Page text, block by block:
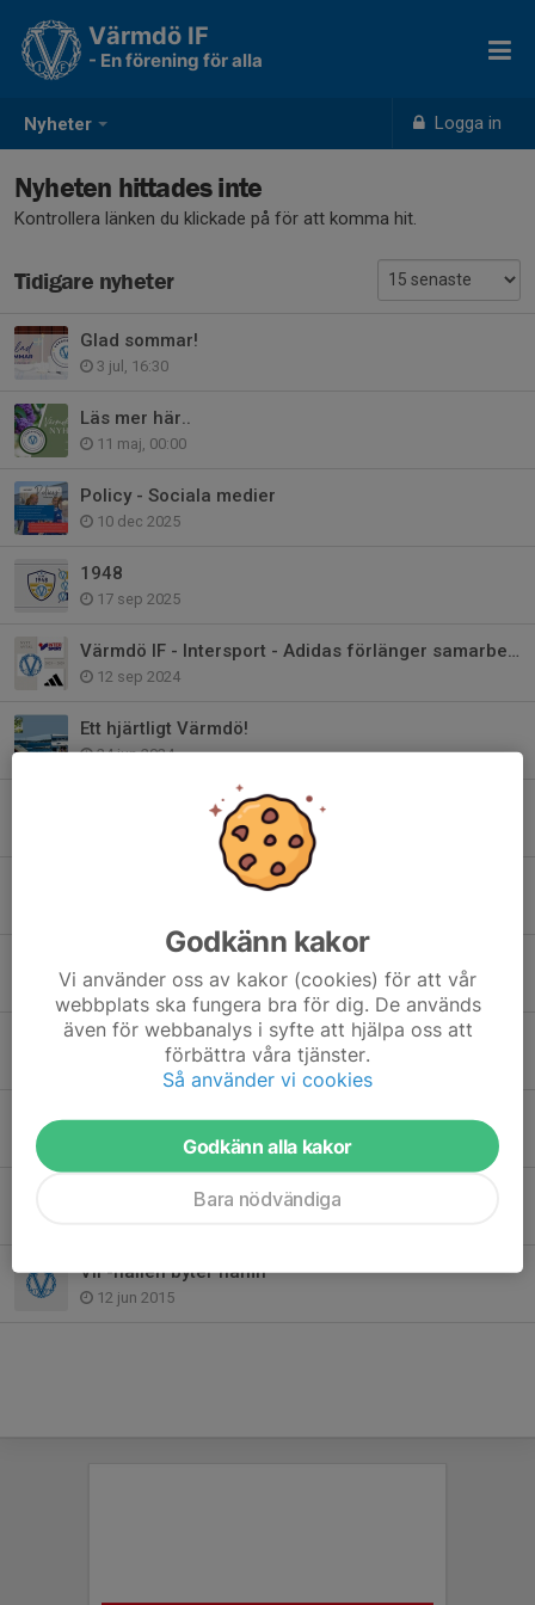
Nyheter Logga in
Värmdö IF
- En förening för alla
Nyheten hittades inte
Kontrollera länken du klickade på för att komma hit.
Tidigare nyheter
Glad sommar!
3 jul, 16:30
Läs mer här..
11 maj, 00:00
Policy - Sociala medier
10 dec 2025
1948
17 sep 2025
Värmdö IF - Intersport - Adidas förlänger samarbetet!
12 sep 2024
Ett hjärtligt Värmdö!
24 jun 2024
Bli medlem i Club 1948 - Värmdö IF:s Vänner
Värdegrundsambassadör - Värmdös viktigaste
27 dec 2023
Värmdö IF har sorg
17 apr 2023
Värmdö IF-familjen har sorg
Sommarfotbollsskolan en succé!
VIF-hallen byter namn
12 jun 2015
Godkänn kakor
Vi använder oss av kakor (cookies) för att vår
webbplats ska fungera bra för dig. De används
även för webbanalys i syfte att hjälpa oss att
förbättra våra tjänster.
Så använder vi cookies
Godkänn alla kakor
Bara nödvändiga